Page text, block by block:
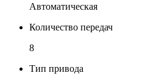
Автоматическая
Количество передач
8
Тип привода